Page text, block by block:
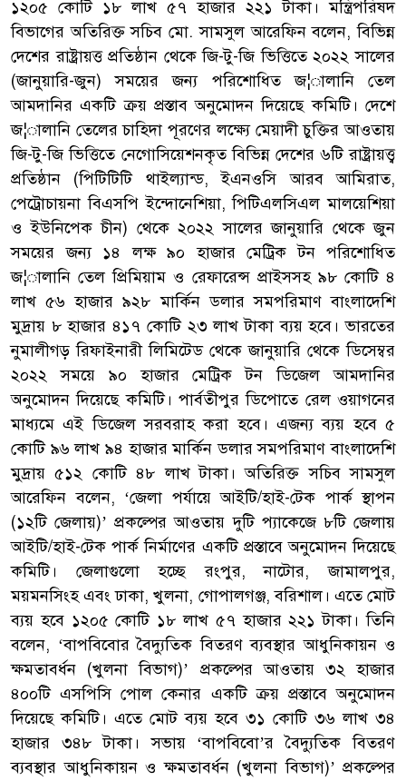
১২০৫ কোটি ১৮ লাখ ৫৭ হাজার ২২১ টাকা। মন্ত্রিপরিষদ
বিভাগের অতিরিক্ত সচিব মো. সামসুল আরেফিন বলেন, বিভিন্ন
দেশের রাষ্ট্রায়ত্ত প্রতিষ্ঠান থেকে জি-টু-জি ভিত্তিতে ২০২২ সালের
(জানুয়ারি-জুন) সময়ের জন্য পরিশোধিত জ¦ালানি তেল
আমদানির একটি ক্রয় প্রস্তাব অনুমোদন দিয়েছে কমিটি। দেশে
জ¦ালানি তেলের চাহিদা পূরণের লক্ষ্যে মেয়াদী চুক্তির আওতায়
জি-টু-জি ভিত্তিতে নেগোসিয়েশনকৃত বিভিন্ন দেশের ৬টি রাষ্ট্রায়ত্ত্ব
প্রতিষ্ঠান (পিটিটিটি থাইল্যান্ড, ইএনওসি আরব আমিরাত,
পেট্রোচায়না বিএসপি ইন্দোনেশিয়া, পিটিএলসিএল মালয়েশিয়া
ও ইউনিপেক চীন) থেকে ২০২২ সালের জানুয়ারি থেকে জুন
সময়ের জন্য ১৪ লক্ষ ৯০ হাজার মেট্রিক টন পরিশোধিত
জ¦ালানি তেল প্রিমিয়াম ও রেফারেন্স প্রাইসসহ ৯৮ কোটি ৪
লাখ ৫৬ হাজার ৯২৮ মার্কিন ডলার সমপরিমাণ বাংলাদেশি
মুদ্রায় ৮ হাজার ৪১৭ কোটি ২৩ লাখ টাকা ব্যয় হবে। ভারতের
নুমালীগড় রিফাইনারী লিমিটেড থেকে জানুয়ারি থেকে ডিসেম্বর
২০২২ সময়ে ৯০ হাজার মেট্রিক টন ডিজেল আমদানির
অনুমোদন দিয়েছে কমিটি। পার্বতীপুর ডিপোতে রেল ওয়াগনের
মাধ্যমে এই ডিজেল সরবরাহ করা হবে। এজন্য ব্যয় হবে ৫
কোটি ৯৬ লাখ ৯৪ হাজার মার্কিন ডলার সমপরিমাণ বাংলাদেশি
মুদ্রায় ৫১২ কোটি ৪৮ লাখ টাকা। অতিরিক্ত সচিব সামসুল
আরেফিন বলেন, ‘জেলা পর্যায়ে আইটি/হাই-টেক পার্ক স্থাপন
(১২টি জেলায়)’ প্রকল্পের আওতায় দুটি প্যাকেজে ৮টি জেলায়
আইটি/হাই-টেক পার্ক নির্মাণের একটি প্রস্তাবে অনুমোদন দিয়েছে
কমিটি। জেলাগুলো হচ্ছে রংপুর, নাটোর, জামালপুর,
ময়মনসিংহ এবং ঢাকা, খুলনা, গোপালগঞ্জ, বরিশাল। এতে মোট
ব্যয় হবে ১২০৫ কোটি ১৮ লাখ ৫৭ হাজার ২২১ টাকা। তিনি
বলেন, ‘বাপবিবোর বৈদ্যুতিক বিতরণ ব্যবস্থার আধুনিকায়ন ও
ক্ষমতাবর্ধন (খুলনা বিভাগ)’ প্রকল্পের আওতায় ৩২ হাজার
৪০০টি এসপিসি পোল কেনার একটি ক্রয় প্রস্তাবে অনুমোদন
দিয়েছে কমিটি। এতে মোট ব্যয় হবে ৩১ কোটি ৩৬ লাখ ৩৪
হাজার ৩৪৮ টাকা। সভায় ‘বাপবিবো’র বৈদ্যুতিক বিতরণ
ব্যবস্থার আধুনিকায়ন ও ক্ষমতাবর্ধন (খুলনা বিভাগ)’ প্রকল্পের